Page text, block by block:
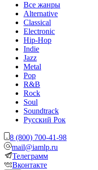
Все жанры
Alternative
Classical
Electronic
Hip-Hop
Indie
Jazz
Metal
Pop
R&B
Rock
Soul
Soundtrack
Русский Рок
8 (800) 700-41-98
mail@iamlp.ru
Телеграмм
Вконтакте